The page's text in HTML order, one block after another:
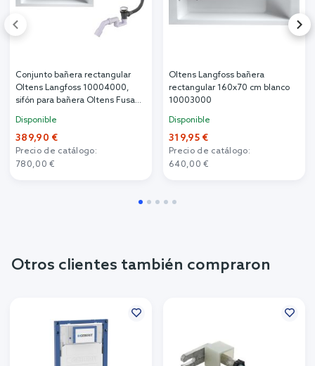
Conjunto bañera rectangular
Oltens Langfoss 10004000,
sifón para bañera Oltens Fusa
Disponible
389,90 €
Precio de catálogo:
780,00 €
Oltens Langfoss bañera
rectangular 160x70 cm blanco
10003000
Disponible
319,95 €
Precio de catálogo:
640,00 €
Otros clientes también compraron